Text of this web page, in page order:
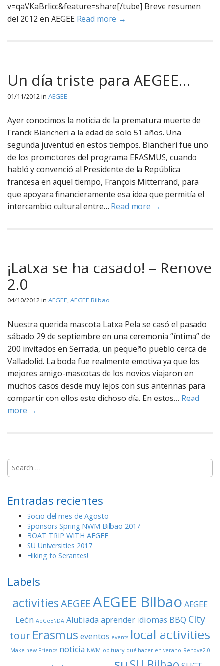
v=qaVKaBrlicc&feature=share[/tube] Breve resumen
del 2012 en AEGEE Read more →
Un día triste para AEGEE…
01/11/2012in AEGEE
Ayer conocimos la noticia de la prematura muerte de
Franck Biancheri a la edad de solo 51 años. Una
segunda juventud en estos tiempos. Biancheri fue uno
de los promotores del programa ERASMUS, cuando
habló y convenció al Presidente de la República
francesa en aquel tiempo, François Mitterrand, para
que apoyara financieramente esa idea que permitía el
intercambio cultural entre… Read more →
¡Latxa se ha casado! – Renove
2.0
04/10/2012in AEGEE,AEGEE Bilbao
Nuestra querida mascota Latxa Pela se casó el pasado
sábado 29 de septiembre en una ceremonia “íntima” de
200 invitados en Serrada, un pequeño pueblo cerca de
Valladolid. La boda fue realmente emotiva ya que los
mejores amigo-mascotas de los novios viajaron en
muchos casos desde muy lejos con sus antennas para
compartir con ellos este dichoso día. En estos… Read
more →
S
c
Entradas recientes
Socio del mes de Agosto
Sponsors Spring NWM Bilbao 2017
BOAT TRIP WITH AEGEE
SU Universities 2017
Hiking to Serantes!
Labels
activitiesAEGEEAEGEE Bilbao AEGEE
León AeGeENDA Alubiada aprender idiomas BBQ City
tour Erasmus eventos events local activities
Make new Friends noticia NWM obituary qué hacer en verano Renove2.0